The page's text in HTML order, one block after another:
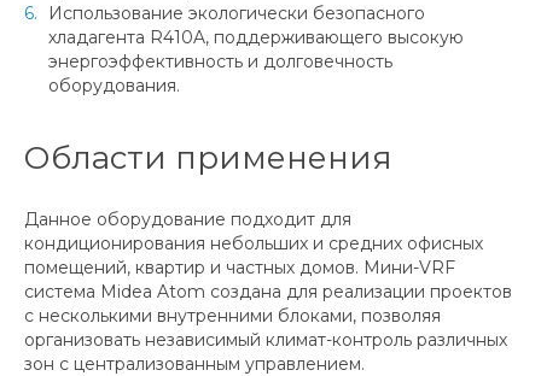
Использование экологически безопасного
хладагента R410A, поддерживающего высокую
энергоэффективность и долговечность
оборудования.
Области применения
Данное оборудование подходит для
кондиционирования небольших и средних офисных
помещений, квартир и частных домов. Мини-VRF
система Midea Atom создана для реализации проектов
с несколькими внутренними блоками, позволяя
организовать независимый климат-контроль различных
зон с централизованным управлением.